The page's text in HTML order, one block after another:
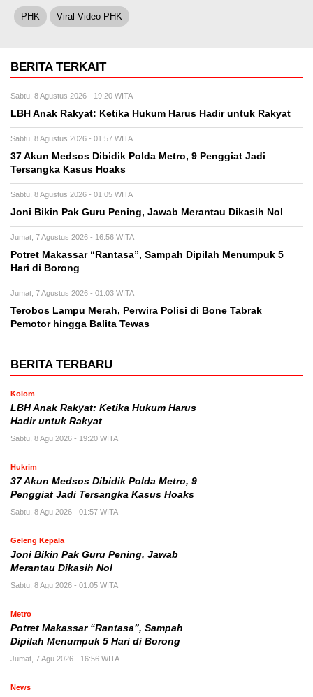
PHK Viral Video PHK
BERITA TERKAIT
Sabtu, 8 Agustus 2026 - 19:20 WITA
LBH Anak Rakyat: Ketika Hukum Harus Hadir untuk Rakyat
Sabtu, 8 Agustus 2026 - 01:57 WITA
37 Akun Medsos Dibidik Polda Metro, 9 Penggiat Jadi
Tersangka Kasus Hoaks
Sabtu, 8 Agustus 2026 - 01:05 WITA
Joni Bikin Pak Guru Pening, Jawab Merantau Dikasih Nol
Jumat, 7 Agustus 2026 - 16:56 WITA
Potret Makassar “Rantasa”, Sampah Dipilah Menumpuk 5
Hari di Borong
Jumat, 7 Agustus 2026 - 01:03 WITA
Terobos Lampu Merah, Perwira Polisi di Bone Tabrak
Pemotor hingga Balita Tewas
BERITA TERBARU
Kolom
LBH Anak Rakyat: Ketika Hukum Harus
Hadir untuk Rakyat
Sabtu, 8 Agu 2026 - 19:20 WITA
Hukrim
37 Akun Medsos Dibidik Polda Metro, 9
Penggiat Jadi Tersangka Kasus Hoaks
Sabtu, 8 Agu 2026 - 01:57 WITA
Geleng Kepala
Joni Bikin Pak Guru Pening, Jawab
Merantau Dikasih Nol
Sabtu, 8 Agu 2026 - 01:05 WITA
Metro
Potret Makassar “Rantasa”, Sampah
Dipilah Menumpuk 5 Hari di Borong
Jumat, 7 Agu 2026 - 16:56 WITA
News